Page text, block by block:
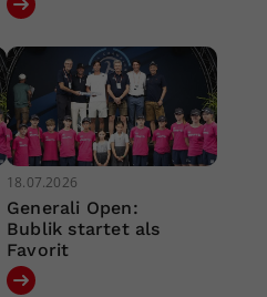
18.07.2026
Generali Open:
Bublik startet als
Favorit